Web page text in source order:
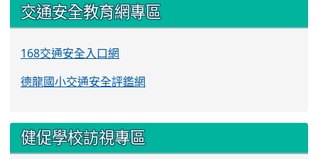
交通安全教育網專區
168交通安全入口網
德龍國小交通安全評鑑網
健促學校訪視專區